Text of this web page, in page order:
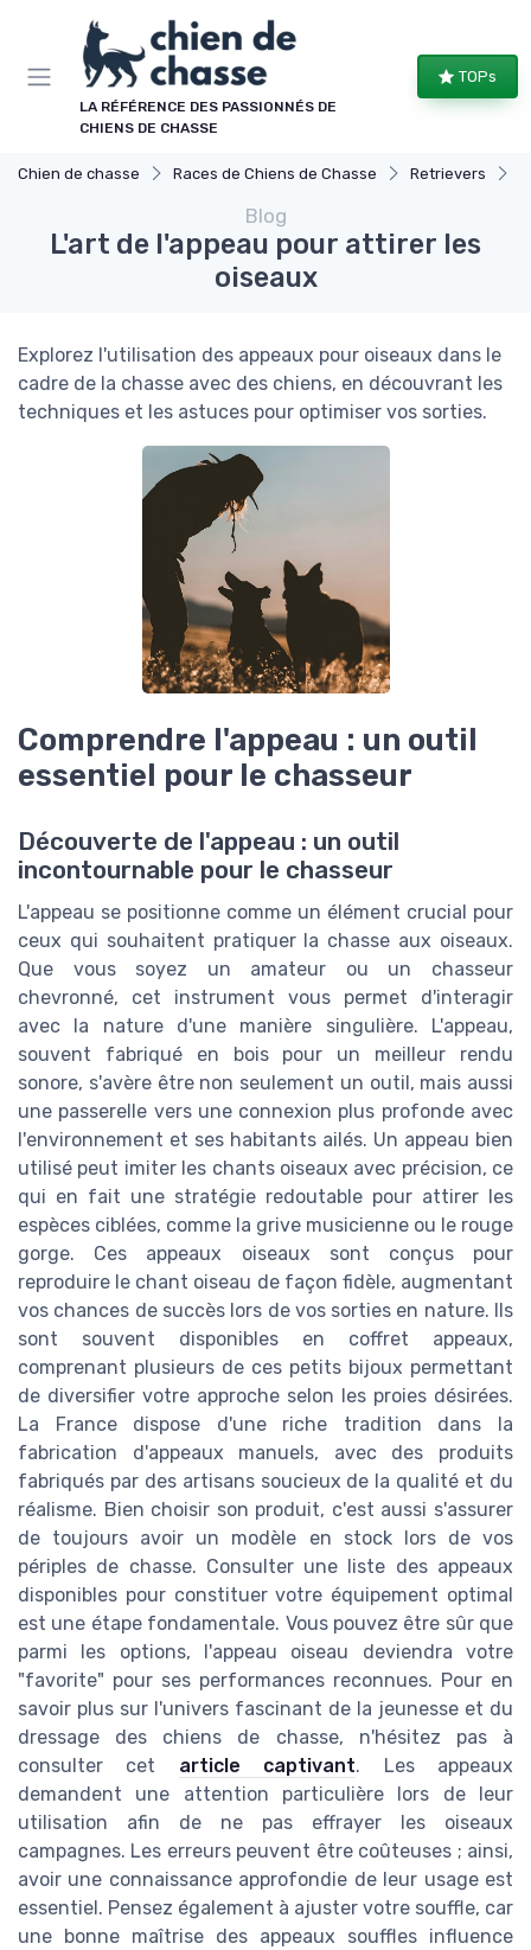
LA RÉFÉRENCE DES PASSIONNÉS DE
CHIENS DE CHASSE
TOPs
Chien de chasse Races de Chiens de Chasse Retrievers
Blog
L'art de l'appeau pour attirer les
oiseaux
Explorez l'utilisation des appeaux pour oiseaux dans le
cadre de la chasse avec des chiens, en découvrant les
techniques et les astuces pour optimiser vos sorties.
Comprendre l'appeau : un outil
essentiel pour le chasseur
Découverte de l'appeau : un outil
incontournable pour le chasseur
L'appeau se positionne comme un élément crucial pour
ceux qui souhaitent pratiquer la chasse aux oiseaux.
Que vous soyez un amateur ou un chasseur
chevronné, cet instrument vous permet d'interagir
avec la nature d'une manière singulière. L'appeau,
souvent fabriqué en bois pour un meilleur rendu
sonore, s'avère être non seulement un outil, mais aussi
une passerelle vers une connexion plus profonde avec
l'environnement et ses habitants ailés. Un appeau bien
utilisé peut imiter les chants oiseaux avec précision, ce
qui en fait une stratégie redoutable pour attirer les
espèces ciblées, comme la grive musicienne ou le rouge
gorge. Ces appeaux oiseaux sont conçus pour
reproduire le chant oiseau de façon fidèle, augmentant
vos chances de succès lors de vos sorties en nature. Ils
sont souvent disponibles en coffret appeaux,
comprenant plusieurs de ces petits bijoux permettant
de diversifier votre approche selon les proies désirées.
La France dispose d'une riche tradition dans la
fabrication d'appeaux manuels, avec des produits
fabriqués par des artisans soucieux de la qualité et du
réalisme. Bien choisir son produit, c'est aussi s'assurer
de toujours avoir un modèle en stock lors de vos
périples de chasse. Consulter une liste des appeaux
disponibles pour constituer votre équipement optimal
est une étape fondamentale. Vous pouvez être sûr que
parmi les options, l'appeau oiseau deviendra votre
"favorite" pour ses performances reconnues. Pour en
savoir plus sur l'univers fascinant de la jeunesse et du
dressage des chiens de chasse, n'hésitez pas à
consulter cet article captivant. Les appeaux
demandent une attention particulière lors de leur
utilisation afin de ne pas effrayer les oiseaux
campagnes. Les erreurs peuvent être coûteuses ; ainsi,
avoir une connaissance approfondie de leur usage est
essentiel. Pensez également à ajuster votre souffle, car
une bonne maîtrise des appeaux souffles influence
Panneau de gestion des cookies